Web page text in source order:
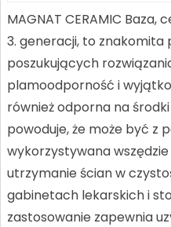
MAGNAT CERAMIC
3. generacji, to znakomita
poszukujących
plamoodporność i
również odporna na
powoduje, że może być z
wykorzystywana
utrzymanie ścian w
gabinetach lekarskich i
zastosowanie zapewnia